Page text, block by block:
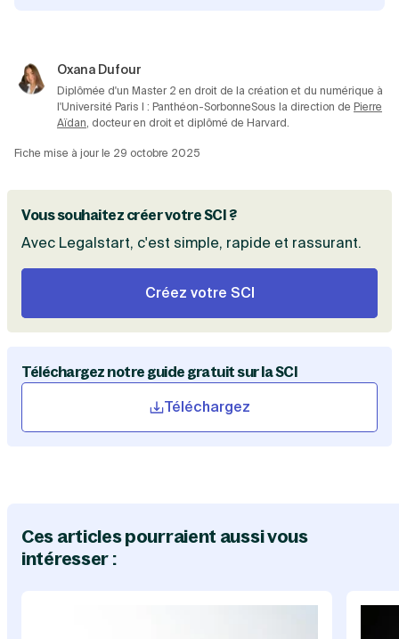
Oxana Dufour
Diplômée d'un Master 2 en droit de la création et du numérique à
l'Université Paris I : Panthéon-SorbonneSous la direction de Pierre
Aïdan, docteur en droit et diplômé de Harvard.
Fiche mise à jour le 29 octobre 2025
Vous souhaitez créer votre SCI ?
Avec Legalstart, c'est simple, rapide et rassurant.
Créez votre SCI
Téléchargez notre guide gratuit sur la SCI
Téléchargez
Ces articles pourraient aussi vous
intéresser :